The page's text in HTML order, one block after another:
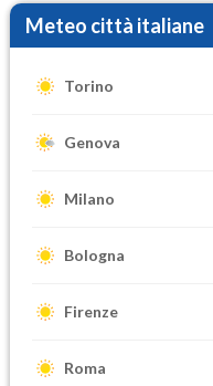
Meteo città italiane
Torino
Genova
Milano
Bologna
Firenze
Roma